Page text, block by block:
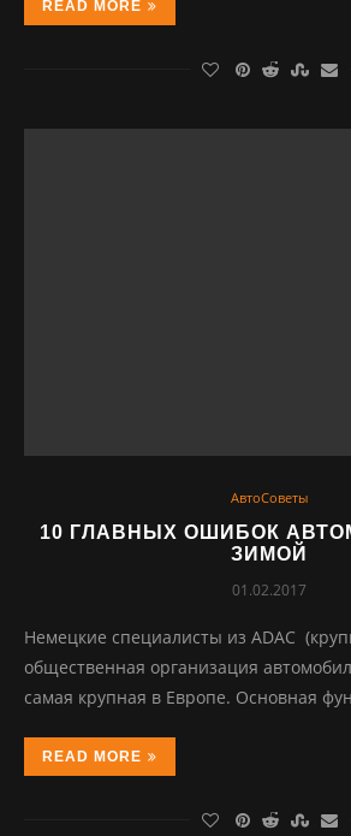
READ MORE
АвтоСоветы
10 ГЛАВНЫХ ОШИБОК
ЗИМОЙ
01.02.2017
Немецкие специалисты из ADAC
общественная организация
самая крупная в Европе. Основная
READ MORE